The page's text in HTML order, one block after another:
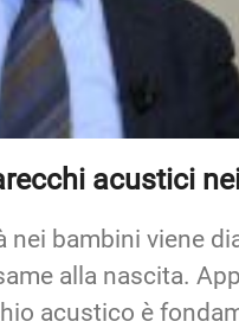
acustici
nei bambini viene
alla nascita.
acustico è